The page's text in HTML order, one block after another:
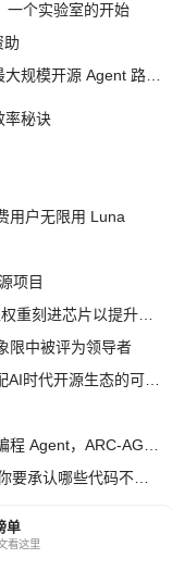
一个实验室的开始
助
率秘诀
用户无限用 Luna
项目
限中被评为领导者
单
看这里